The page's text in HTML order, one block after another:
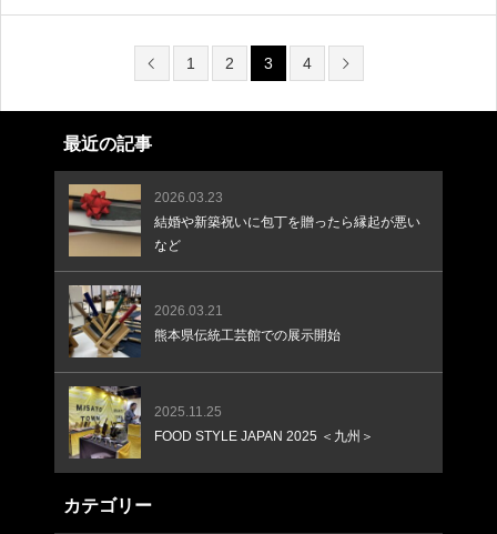
え可能です。
1 2 3 4
最近の記事
2026.03.23
結婚や新築祝いに包丁を贈ったら縁起が悪い
など
2026.03.21
熊本県伝統工芸館での展示開始
2025.11.25
FOOD STYLE JAPAN 2025 ＜九州＞
カテゴリー